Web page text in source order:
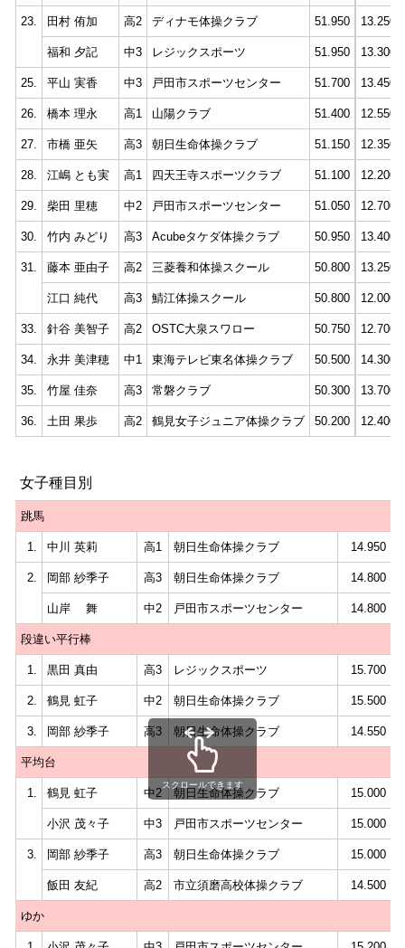
23. 田村 侑加 高2 ディナモ体操クラブ 51.950 13.250
福和 夕記 中3 レジックスポーツ 51.950 13.300
25. 平山 実香 中3 戸田市スポーツセンター 51.700 13.450
26. 橋本 理永 高1 山陽クラブ 51.400 12.550
27. 市橋 亜矢 高3 朝日生命体操クラブ 51.150 12.350
28. 江嶋 とも実 高1 四天王寺スポーツクラブ 51.100 12.200
29. 柴田 里穂 中2 戸田市スポーツセンター 51.050 12.700
30. 竹内 みどり 高3 Acubeタケダ体操クラブ 50.950 13.400
31. 藤本 亜由子 高2 三菱養和体操スクール 50.800 13.250
江口 純代 高3 鯖江体操スクール 50.800 12.000
33. 針谷 美智子 高2 OSTC大泉スワロー 50.750 12.700
34. 永井 美津穂 中1 東海テレビ東名体操クラブ 50.500 14.300
35. 竹屋 佳奈 高3 常磐クラブ 50.300 13.700
36. 土田 果歩 高2 鶴見女子ジュニア体操クラブ 50.200 12.400
女子種目別
跳馬
1. 中川 英莉 高1 朝日生命体操クラブ 14.950
2. 岡部 紗季子 高3 朝日生命体操クラブ 14.800
山岸 舞 中2 戸田市スポーツセンター 14.800
段違い平行棒
1. 黒田 真由 高3 レジックスポーツ 15.700
2. 鶴見 虹子 中2 朝日生命体操クラブ 15.500
3. 岡部 紗季子 高3 朝日生命体操クラブ 14.550
平均台
1. 鶴見 虹子 中2 朝日生命体操クラブ 15.000
小沢 茂々子 中3 戸田市スポーツセンター 15.000
3. 岡部 紗季子 高3 朝日生命体操クラブ 15.000
飯田 友紀 高2 市立須磨高校体操クラブ 14.500
ゆか
スクロールできます